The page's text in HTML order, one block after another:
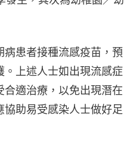
患者接種流感疫苗，預
。上述人士如出現流感症
適治療，以免出現潛在
助易受感染人士做好足